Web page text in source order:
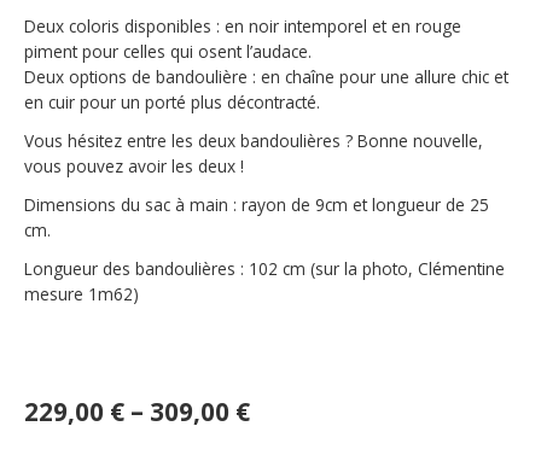
Deux coloris disponibles : en noir intemporel et en rouge
piment pour celles qui osent l’audace.
Deux options de bandoulière : en chaîne pour une allure chic et
en cuir pour un porté plus décontracté.
Vous hésitez entre les deux bandoulières ? Bonne nouvelle,
vous pouvez avoir les deux !
Dimensions du sac à main : rayon de 9cm et longueur de 25
cm.
Longueur des bandoulières : 102 cm (sur la photo, Clémentine
mesure 1m62)
229,00 € – 309,00 €